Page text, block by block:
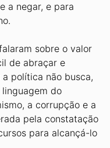
a negar, e para
sobre o valor
de abraçar e
política não busca,
do
a corrupção e a
pela constatação
para alcançá-lo